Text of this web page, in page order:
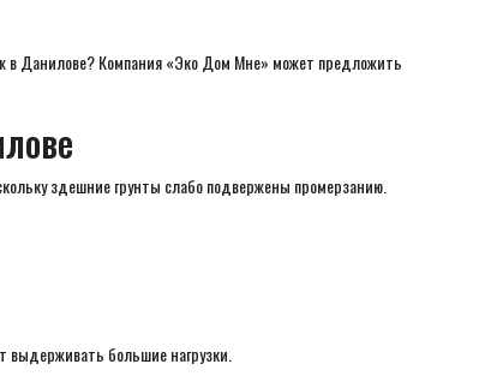
в Данилове? Компания «Эко Дом Мне» может предложить
здешние грунты слабо подвержены промерзанию.
большие нагрузки.